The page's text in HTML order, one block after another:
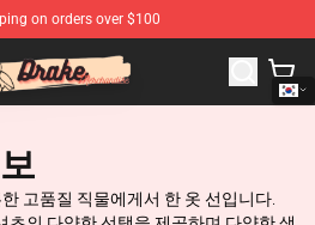
on orders over $100
Drake Merchandise Store
고품질 직물에게서 한 옷 선입니다.